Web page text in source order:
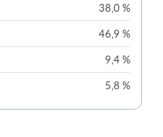
38,0 %
46,9 %
9,4 %
5,8 %